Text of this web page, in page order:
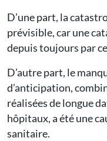
D’une part, la
prévisible, car une
depuis toujours par
D’autre part, le
d’anticipation,
réalisées de longue
hôpitaux, a été une
sanitaire.